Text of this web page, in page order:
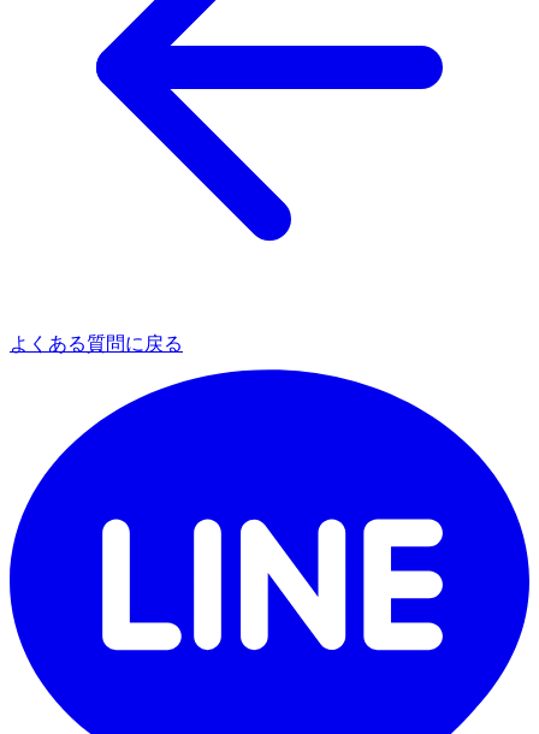
よくある質問に戻る